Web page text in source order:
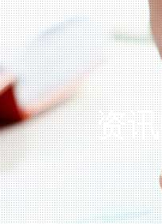
资